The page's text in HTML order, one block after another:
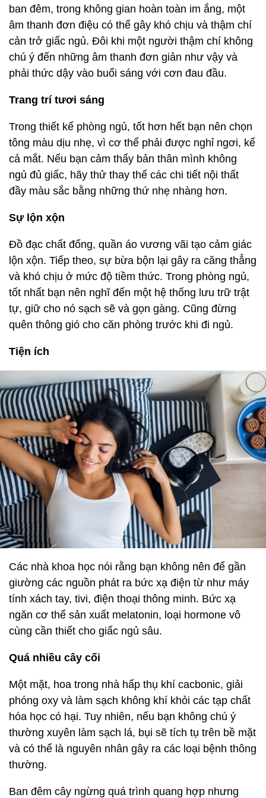
ban đêm, trong không gian hoàn toàn im ắng, một
âm thanh đơn điệu có thể gây khó chịu và thậm chí
cản trở giấc ngủ. Đôi khi một người thậm chí không
chú ý đến những âm thanh đơn giản như vậy và
phải thức dậy vào buổi sáng với cơn đau đầu.
Trang trí tươi sáng
Trong thiết kế phòng ngủ, tốt hơn hết bạn nên chọn
tông màu dịu nhẹ, vì cơ thể phải được nghỉ ngơi, kể
cả mắt. Nếu bạn cảm thấy bản thân mình không
ngủ đủ giấc, hãy thử thay thế các chi tiết nội thất
đầy màu sắc bằng những thứ nhẹ nhàng hơn.
Sự lộn xộn
Đồ đạc chất đống, quần áo vương vãi tạo cảm giác
lộn xộn. Tiếp theo, sự bừa bộn lại gây ra căng thẳng
và khó chịu ở mức độ tiềm thức. Trong phòng ngủ,
tốt nhất bạn nên nghĩ đến một hệ thống lưu trữ trật
tự, giữ cho nó sạch sẽ và gọn gàng. Cũng đừng
quên thông gió cho căn phòng trước khi đi ngủ.
Tiện ích
Các nhà khoa học nói rằng bạn không nên để gần
giường các nguồn phát ra bức xạ điện từ như máy
tính xách tay, tivi, điện thoại thông minh. Bức xạ
ngăn cơ thể sản xuất melatonin, loại hormone vô
cùng cần thiết cho giấc ngủ sâu.
Quá nhiều cây cối
Một mặt, hoa trong nhà hấp thụ khí cacbonic, giải
phóng oxy và làm sạch không khí khỏi các tạp chất
hóa học có hại. Tuy nhiên, nếu bạn không chú ý
thường xuyên làm sạch lá, bụi sẽ tích tụ trên bề mặt
và có thể là nguyên nhân gây ra các loại bệnh thông
thường.
Ban đêm cây ngừng quá trình quang hợp nhưng